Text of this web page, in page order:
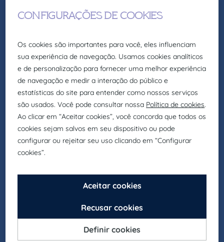
CULTURA E VALORES
Na Claire Joster somos People first, a nossa
cultura baseada no respeito, responsabilidade
e transparência.
INOVAÇÃO
aplicando metodologias de seleção próprias
EXCELÊNCIA